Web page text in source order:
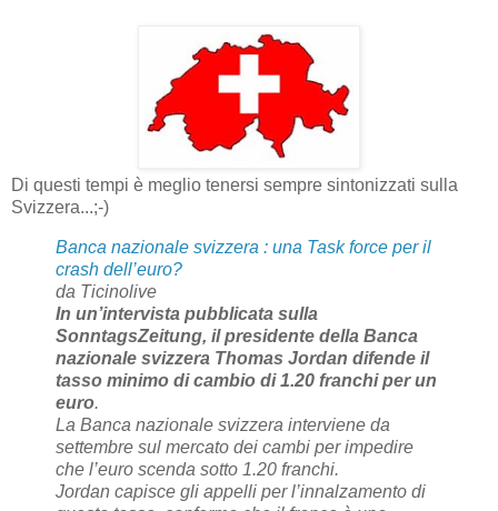
Di questi tempi è meglio tenersi sempre sintonizzati sulla
Svizzera...;-)
Banca nazionale svizzera : una Task force per il
crash dell’euro?
da Ticinolive
In un’intervista pubblicata sulla
SonntagsZeitung, il presidente della Banca
nazionale svizzera Thomas Jordan difende il
tasso minimo di cambio di 1.20 franchi per un
euro.
La Banca nazionale svizzera interviene da
settembre sul mercato dei cambi per impedire
che l’euro scenda sotto 1.20 franchi.
Jordan capisce gli appelli per l’innalzamento di